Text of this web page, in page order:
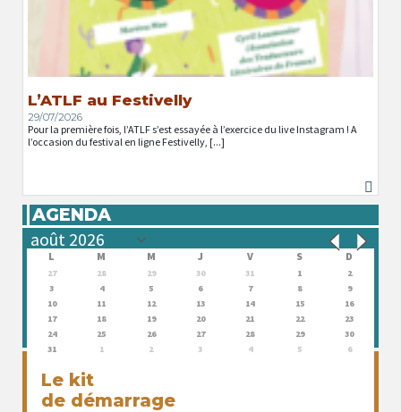
L’ATLF au Festivelly
29/07/2026
Pour la première fois, l’ATLF s’est essayée à l’exercice du live Instagram ! A
l’occasion du festival en ligne Festivelly, [...]
AGENDA
L M M J V S D
27 28 29 30 31 1
2
3
4 5 6 7 8
9
10
11 12 13 14 15
16
17
18 19 20 21 22
23
24
25 26 27 28 29
30
31
1 2 3 4 5 6
Le kit
de démarrage